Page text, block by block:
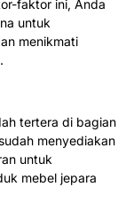
faktor ini, Anda
untuk
menikmati
tertera di bagian
menyediakan
untuk
mebel jepara